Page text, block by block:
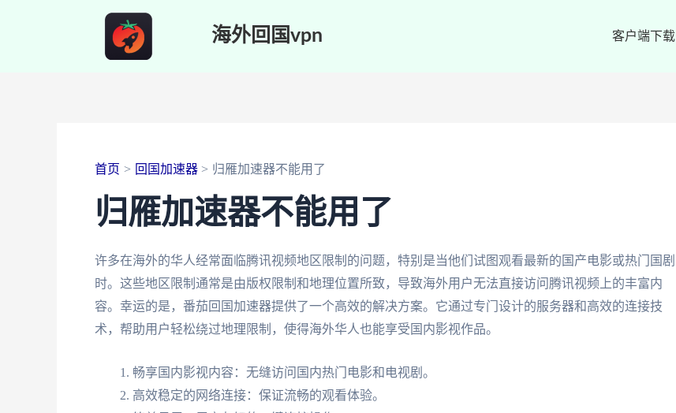
海外回国vpn 客户端下载
首页 回国加速器 归雁加速器不能用了
归雁加速器不能用了
许多在海外的华人经常面临腾讯视频地区限制的问题，特别是当他们试图观看最新的国产电影或热门国剧
时。这些地区限制通常是由版权限制和地理位置所致，导致海外用户无法直接访问腾讯视频上的丰富内
容。幸运的是，番茄回国加速器提供了一个高效的解决方案。它通过专门设计的服务器和高效的连接技
术，帮助用户轻松绕过地理限制，使得海外华人也能享受国内影视作品。
畅享国内影视内容：无缝访问国内热门电影和电视剧。
高效稳定的网络连接：保证流畅的观看体验。